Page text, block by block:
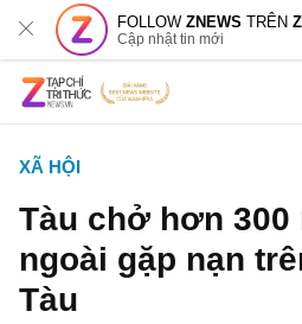
FOLLOWZNEWS TRÊN
Cập nhật tin mới
XÃ HỘI
Tàu chở hơn
ngoài gặp nạn
Tàu